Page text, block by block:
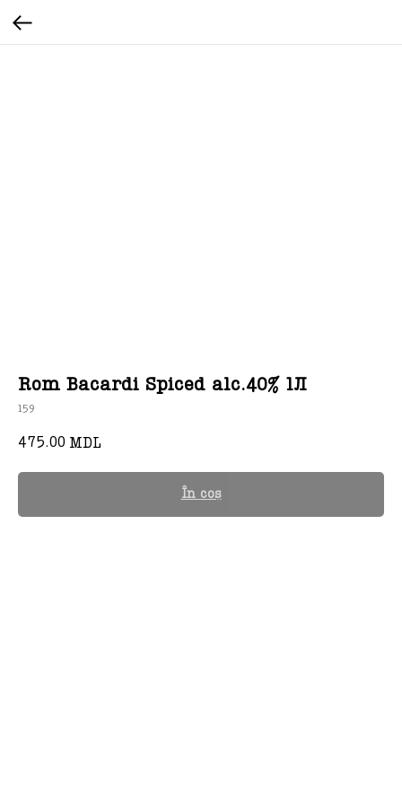
Rom Bacardi Spiced alc.40% 1Л
159
475.00 MDL
În coș